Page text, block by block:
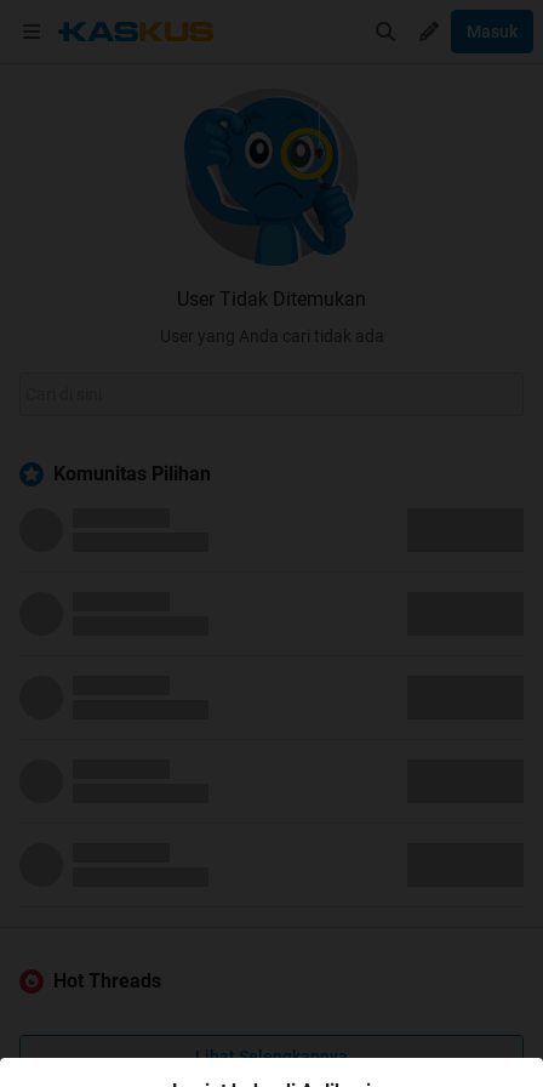
Masuk
User Tidak Ditemukan
User yang Anda cari tidak ada
Komunitas Pilihan
Hot Threads
Lihat Selengkapnya